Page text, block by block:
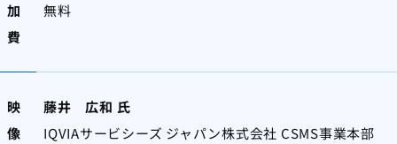
加
費
無料
映
像
藤井 広和 氏
IQVIAサービシーズ ジャパン株式会社 CSMS事業本部